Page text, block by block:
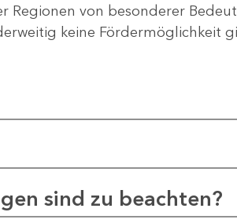
Regionen von besonderer
keine Fördermöglichkeit
sind zu beachten?